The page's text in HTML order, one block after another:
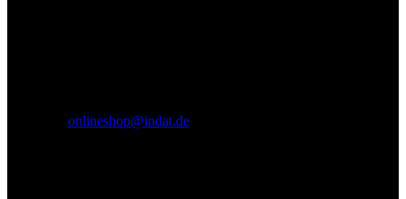
onlineshop@indat.de